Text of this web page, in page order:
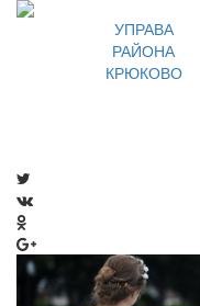
УПРАВА
РАЙОНА
КРЮКОВО